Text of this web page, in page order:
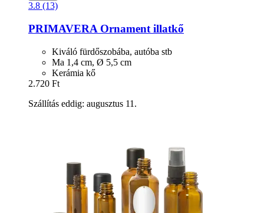
3.8 (13)
PRIMAVERA Ornament illatkő
Kiváló fürdőszobába, autóba stb
Ma 1,4 cm, Ø 5,5 cm
Kerámia kő
2.720 Ft
Szállítás eddig: augusztus 11.